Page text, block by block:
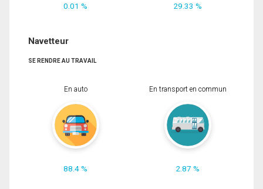
0.01 % 29.33 %
Navetteur
SE RENDRE AU TRAVAIL
En auto
88.4 %
En transport en commun
2.87 %